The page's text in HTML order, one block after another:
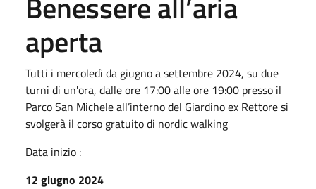
aperta
Tutti i mercoledì da giugno a settembre 2024, su due
turni di un'ora, dalle ore 17:00 alle ore 19:00 presso il
Parco San Michele all’interno del Giardino ex Rettore si
svolgerà il corso gratuito di nordic walking
Data inizio :
12 giugno 2024